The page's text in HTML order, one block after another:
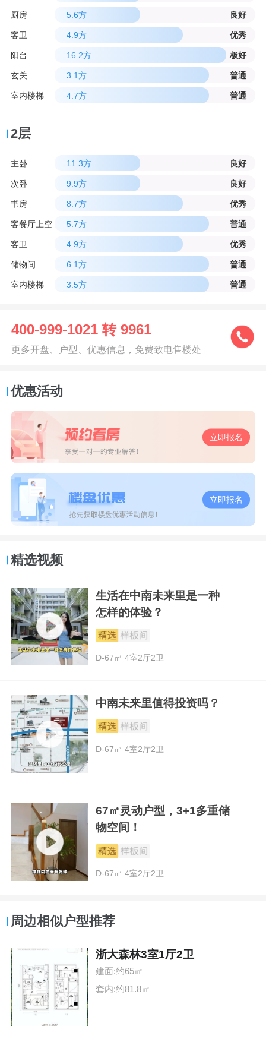
厨房 5.6方 良好
客卫 4.9方 优秀
阳台 16.2方 极好
玄关 3.1方 普通
室内楼梯 4.7方 普通
2层
主卧 11.3方 良好
次卧 9.9方 良好
书房 8.7方 优秀
客餐厅上空 5.7方 普通
客卫 4.9方 优秀
储物间 6.1方 普通
室内楼梯 3.5方 普通
400-999-1021 转 9961
更多开盘、户型、优惠信息，免费致电售楼处
优惠活动
立即报名
立即报名
精选视频
生活在中南未来里是一种
怎样的体验？
D-67㎡ 4室2厅2卫
中南未来里值得投资吗？
D-67㎡ 4室2厅2卫
67㎡灵动户型，3+1多重储
物空间！
D-67㎡ 4室2厅2卫
周边相似户型推荐
浙大森林3室1厅2卫
建面:约65㎡
套内:约81.8㎡